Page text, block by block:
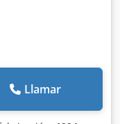
Llamar